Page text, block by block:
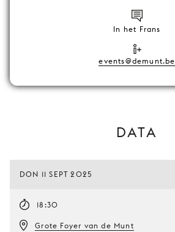
In het Frans
events@demunt.be
DATA
DON 11 SEPT 2025
18:30
Grote Foyer van de Munt